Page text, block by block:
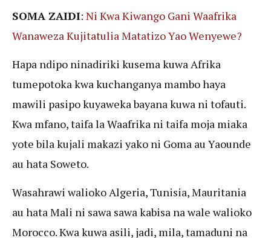
SOMA ZAIDI: Ni Kwa Kiwango Gani Waafrika
Wanaweza Kujitatulia Matatizo Yao Wenyewe?
Hapa ndipo ninadiriki kusema kuwa Afrika
tumepotoka kwa kuchanganya mambo haya
mawili pasipo kuyaweka bayana kuwa ni tofauti.
Kwa mfano, taifa la Waafrika ni taifa moja miaka
yote bila kujali makazi yako ni Goma au Yaounde
au hata Soweto.
Wasahrawi walioko Algeria, Tunisia, Mauritania
au hata Mali ni sawa sawa kabisa na wale walioko
Morocco. Kwa kuwa asili, jadi, mila, tamaduni na